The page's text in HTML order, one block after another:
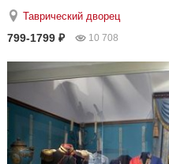
Таврический дворец
799-1799 ₽ 10 708